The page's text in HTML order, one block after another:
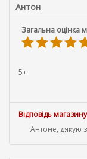
Антон
Загальна оцінка
5+
Відповідь магазину
Антоне, дякую